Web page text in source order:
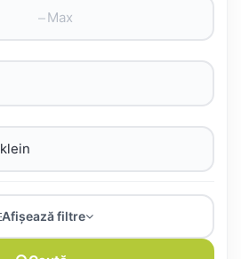
–
Afișează filtre